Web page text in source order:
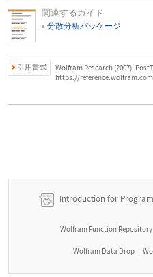
関連するガイド
分散分析パッケージ
引用書式
Wolfram Research (2007),
https://
Introduction for
Wolfram Function Repository
Wolfram Data Drop |